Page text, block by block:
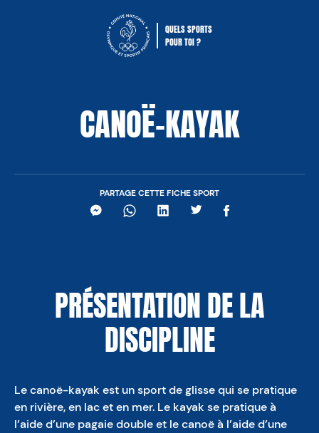
Comité National Olympique Sportif
QUELS SPORTS
POUR TOI ?
CANOË-KAYAK
PARTAGE CETTE FICHE SPORT
MessengerWhatsAppLinkedInTwitterFacebook
PRÉSENTATION DE LA
DISCIPLINE
Le canoë-kayak est un sport de glisse qui se pratique
en rivière, en lac et en mer. Le kayak se pratique à
l’aide d’une pagaie double et le canoë à l’aide d’une